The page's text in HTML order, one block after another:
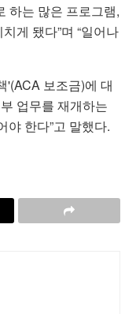
하는 많은 프로그램,
게 됐다”며 “일어나
'(ACA 보조금)에 대
업무를 재개하는
야 한다”고 말했다.